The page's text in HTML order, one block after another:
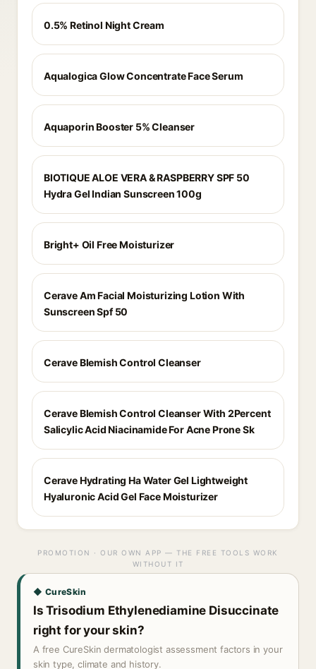
0.5% Retinol Night Cream
Aqualogica Glow Concentrate Face Serum
Aquaporin Booster 5% Cleanser
BIOTIQUE ALOE VERA & RASPBERRY SPF 50
Hydra Gel Indian Sunscreen 100g
Bright+ Oil Free Moisturizer
Cerave Am Facial Moisturizing Lotion With
Sunscreen Spf 50
Cerave Blemish Control Cleanser
Cerave Blemish Control Cleanser With 2Percent
Salicylic Acid Niacinamide For Acne Prone Sk
Cerave Hydrating Ha Water Gel Lightweight
Hyaluronic Acid Gel Face Moisturizer
PROMOTION · OUR OWN APP — THE FREE TOOLS WORK
WITHOUT IT
◆ CureSkin
Is Trisodium Ethylenediamine Disuccinate
right for your skin?
A free CureSkin dermatologist assessment factors in your
skin type, climate and history.